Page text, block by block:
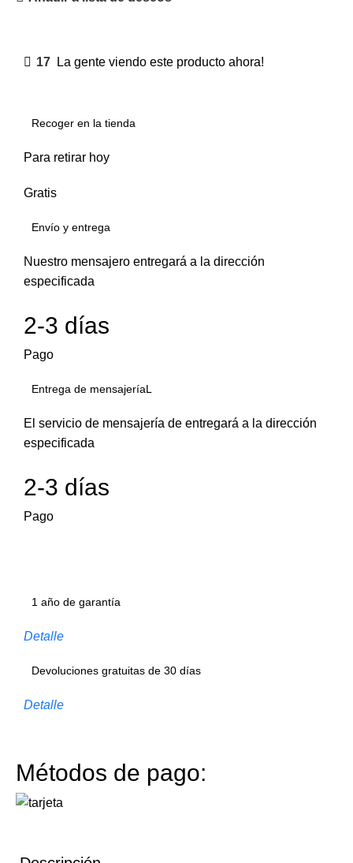
17 La gente viendo este producto ahora!
Recoger en la tienda
Para retirar hoy
Gratis
Envío y entrega
Nuestro mensajero entregará a la dirección
especificada
2-3 días
Pago
Entrega de mensajeríaL
El servicio de mensajería de entregará a la dirección
especificada
2-3 días
Pago
1 año de garantía
Detalle
Devoluciones gratuitas de 30 días
Detalle
Métodos de pago: